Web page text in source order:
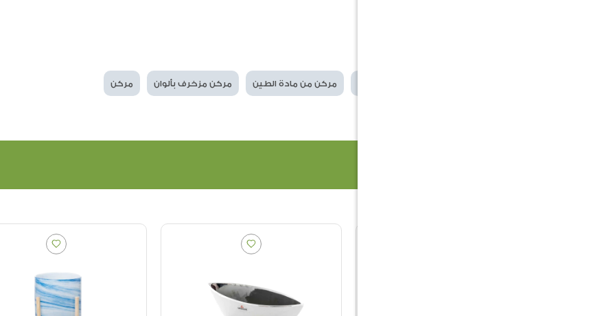
مركن من مادة الطين مركن مزخرف بألوان مركن